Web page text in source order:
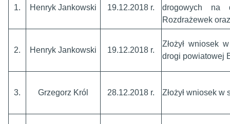
1. Henryk Jankowski 19.12.2018 r.
drogowych na
Rozdrażewek
2. Henryk Jankowski 19.12.2018 r.
Złożył wniosek
drogi powiatowej
3. Grzegorz Król 28.12.2018 r. Złożył wniosek w